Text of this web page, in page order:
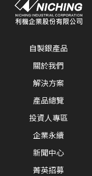
自製銀產品
關於我們
解決方案
產品總覽
投資人專區
企業永續
新聞中心
菁英招募